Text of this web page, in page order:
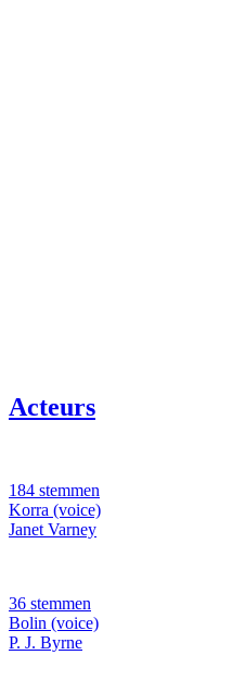
Acteurs
184 stemmen
Korra (voice)
Janet Varney
36 stemmen
Bolin (voice)
P. J. Byrne